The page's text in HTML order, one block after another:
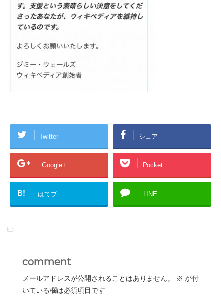
Twitter シェア
Google+ Pocket
B! はてブ LINE
-
comment
メールアドレスが公開されることはありません。 ※ が付
いている欄は必須項目です